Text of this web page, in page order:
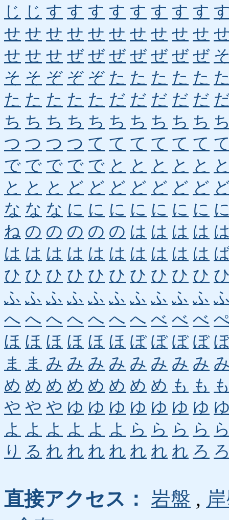
じ じ す す す す す す す す
せ せ せ せ せ せ せ せ せ せ
せ せ せ ぜ ぜ ぜ ぜ ぜ ぜ ぜ
そ そ ぞ ぞ ぞ た た た た た
た た た た た だ だ だ だ だ
ち ち ち ち ち ち ち ち ち ち
つ つ つ つ て て て て て て
で で で で で と と と と と
と と と ど ど ど ど ど ど ど
な な な に に に に に に に
ね の の の の の は は は は
は は は は は は は は は は
ひ ひ ひ ひ ひ ひ ひ ひ ひ ひ
ふ ふ ふ ふ ふ ふ ふ ふ ふ ふ
へ へ へ へ へ へ へ べ べ べ
ほ ほ ほ ほ ほ ほ ぼ ぼ ぼ ぼ
ま
ま み み み み み み み み
め め め め め め め め も も
や や や ゆ ゆ ゆ ゆ ゆ ゆ ゆ
よ よ よ よ よ よ ら ら ら ら
り る れ れ れ れ れ れ れ ろ
直接アクセス： 岩盤 ,